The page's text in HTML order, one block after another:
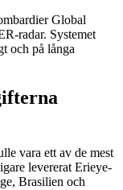
Global
radar. Systemet
och på långa
vara ett av de mest
levererat Erieye-
Brasilien och